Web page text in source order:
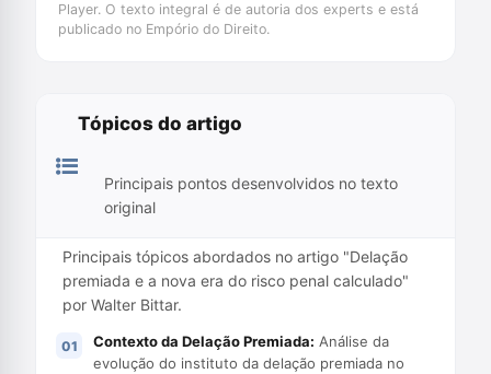
Player. O texto integral é de autoria dos experts e está
publicado no Empório do Direito.
Tópicos do artigo
Principais pontos desenvolvidos no texto
original
Principais tópicos abordados no artigo "Delação
premiada e a nova era do risco penal calculado"
por Walter Bittar.
Contexto da Delação Premiada: Análise da
evolução do instituto da delação premiada no